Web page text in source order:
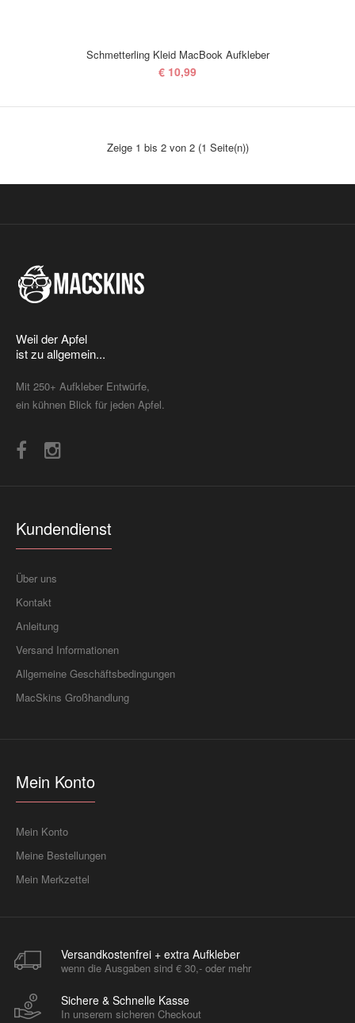
Dies schönes Prinzessin Schmetterling Kleid schmücken kann nun
Schmetterling Kleid MacBook Aufkleber
€ 10,99
Zeige 1 bis 2 von 2 (1 Seite(n))
Weil der Apfel
ist zu allgemein...
Mit 250+ Aufkleber Entwürfe,
ein kühnen Blick für jeden Apfel.
Kundendienst
Über uns
Kontakt
Anleitung
Versand Informationen
Allgemeine Geschäftsbedingungen
MacSkins Großhandlung
Mein Konto
Mein Konto
Meine Bestellungen
Mein Merkzettel
Versandkostenfrei + extra Aufkleber
wenn die Ausgaben sind € 30,- oder mehr
Sichere & Schnelle Kasse
In unserem sicheren Checkout